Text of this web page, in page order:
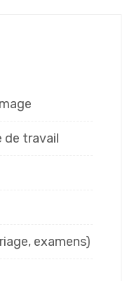
de travail
examens)